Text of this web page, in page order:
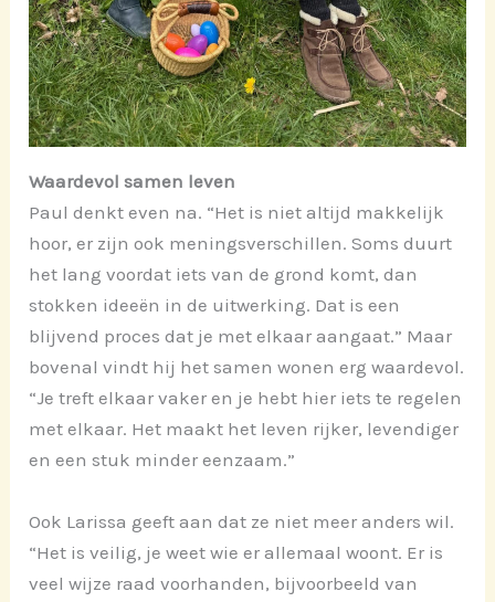
Waardevol samen leven
Paul denkt even na. “Het is niet altijd makkelijk
hoor, er zijn ook meningsverschillen. Soms duurt
het lang voordat iets van de grond komt, dan
stokken ideeën in de uitwerking. Dat is een
blijvend proces dat je met elkaar aangaat.” Maar
bovenal vindt hij het samen wonen erg waardevol.
“Je treft elkaar vaker en je hebt hier iets te regelen
met elkaar. Het maakt het leven rijker, levendiger
en een stuk minder eenzaam.”
Ook Larissa geeft aan dat ze niet meer anders wil.
“Het is veilig, je weet wie er allemaal woont. Er is
veel wijze raad voorhanden, bijvoorbeeld van